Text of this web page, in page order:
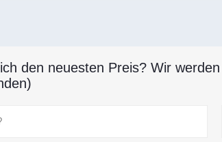
den neuesten Preis? Wir